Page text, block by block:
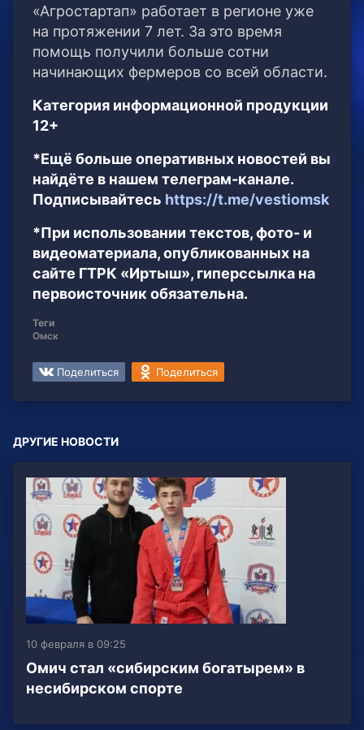
«Агростартап» работает в регионе уже
на протяжении 7 лет. За это время
помощь получили больше сотни
начинающих фермеров со всей области.
Категория информационной продукции
12+
*Ещё больше оперативных новостей вы
найдёте в нашем телеграм-канале.
Подписывайтесь https://t.me/vestiomsk
*При использовании текстов, фото- и
видеоматериала, опубликованных на
сайте ГТРК «Иртыш», гиперссылка на
первоисточник обязательна.
Теги
Омск
Поделиться Поделиться
ДРУГИЕ НОВОСТИ
10 февраля в 09:25
Омич стал «сибирским богатырем» в
несибирском спорте